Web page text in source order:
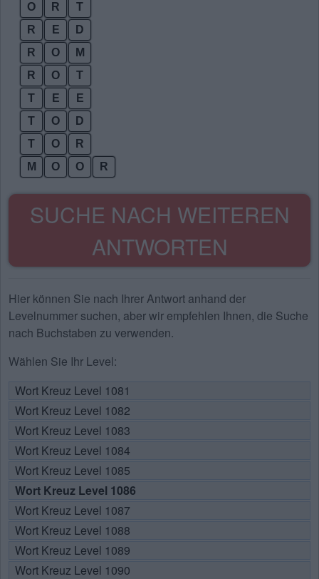
O
R
T
R
E
D
R
O
M
R
O
T
T
E
E
T
O
D
T
O
R
M
O O R
SUCHE NACH WEITEREN
ANTWORTEN
Hier können Sie nach Ihrer Antwort anhand der
Levelnummer suchen, aber wir empfehlen Ihnen, die Suche
nach Buchstaben zu verwenden.
Wählen Sie Ihr Level:
Wort Kreuz Level 1081
Wort Kreuz Level 1082
Wort Kreuz Level 1083
Wort Kreuz Level 1084
Wort Kreuz Level 1085
Wort Kreuz Level 1086
Wort Kreuz Level 1087
Wort Kreuz Level 1088
Wort Kreuz Level 1089
Wort Kreuz Level 1090